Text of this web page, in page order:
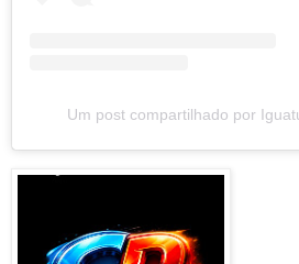
Um post compartilhado por